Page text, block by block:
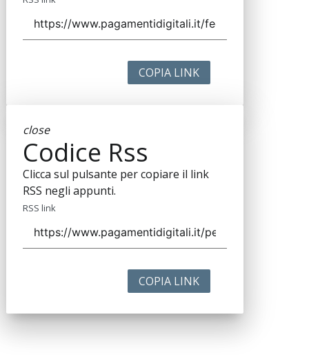
COPIA LINK
close
Codice Rss
Clicca sul pulsante per copiare il link
RSS negli appunti.
RSS link
COPIA LINK